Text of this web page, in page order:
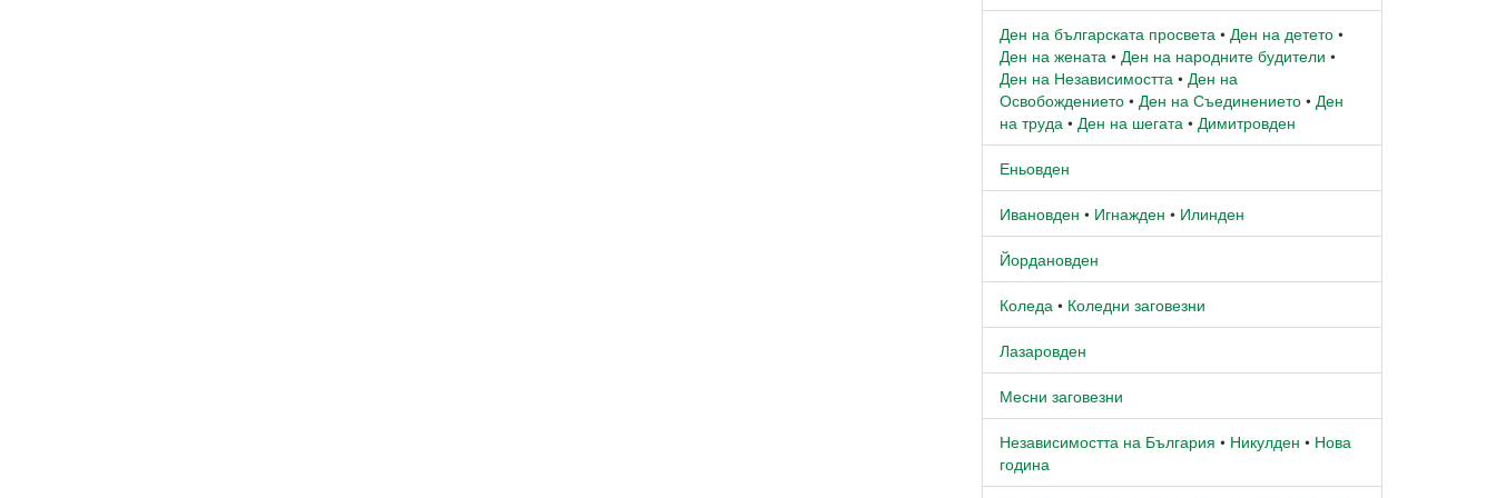
Ден на българската просвета • Ден на детето •
Ден на жената • Ден на народните будители •
Ден на Независимостта • Ден на
Освобождението • Ден на Съединението • Ден
на труда • Ден на шегата • Димитровден
Еньовден
Ивановден • Игнажден • Илинден
Йордановден
Коледа • Коледни заговезни
Лазаровден
Месни заговезни
Независимостта на България • Никулден • Нова
година